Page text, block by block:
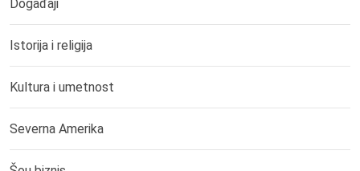
Događaji
Istorija i religija
Kultura i umetnost
Severna Amerika